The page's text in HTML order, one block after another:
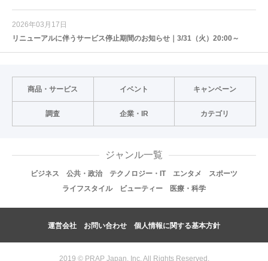
2026年03月17日
リニューアルに伴うサービス停止期間のお知らせ｜3/31（火）20:00～
商品・サービス イベント キャンペーン
調査 企業・IR カテゴリ
ジャンル一覧
ビジネス 公共・政治 テクノロジー・IT エンタメ
スポーツ
ライフスタイル
ビューティー 医療・科学
運営会社 お問い合わせ 個人情報に関する基本方針
2019 © PRAP Japan, Inc. All Rights Reserved.